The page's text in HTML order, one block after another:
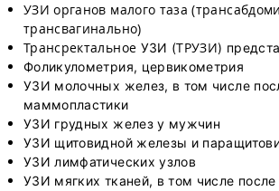
УЗИ органов малого таза
трансвагинально)
Трансректальное УЗИ (ТРУЗИ)
Фоликулометрия, цервикометрия
УЗИ молочных желез, в том числе
маммопластики
УЗИ грудных желез у мужчин
УЗИ щитовидной железы и
УЗИ лимфатических узлов
УЗИ мягких тканей, в том числе после